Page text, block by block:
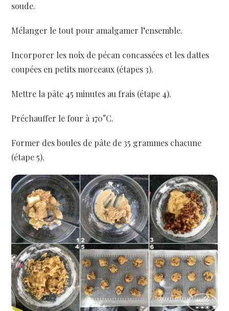
soude.
Mélanger le tout pour amalgamer l’ensemble.
Incorporer les noix de pécan concassées et les dattes
coupées en petits morceaux (étapes 3).
Mettre la pâte 45 minutes au frais (étape 4).
Préchauffer le four à 170°C.
Former des boules de pâte de 35 grammes chacune
(étape 5).